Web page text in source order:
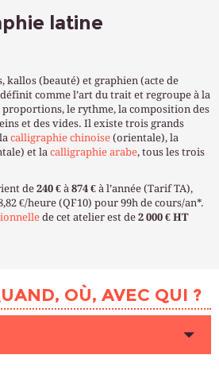
À L’ANNÉE
PRATIQUES
S’INSCRIRE
latine
kallos (beauté) et graphien (acte de
comme l’art du trait et regroupe à la
proportions, le rythme, la composition des
et des vides. Il existe trois grands
calligraphie chinoise (orientale), la
et la calligraphie arabe, tous les trois
de 240 € à 874 € à l’année (Tarif TA),
€/heure (QF10) pour 99h de cours/an*.
de cet atelier est de 2 000 € HT
OÙ, AVEC QUI ?